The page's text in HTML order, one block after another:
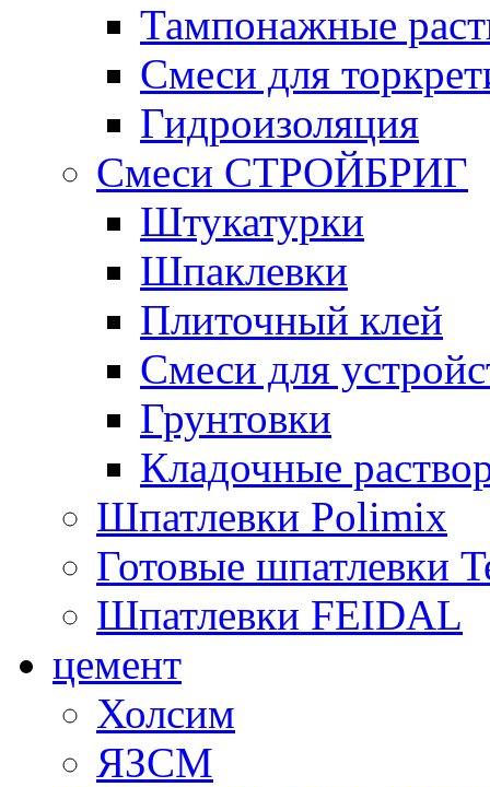
Тампонажные
Смеси для
Гидроизоляция
Смеси СТРОЙБРИГ
Штукатурки
Шпаклевки
Плиточный клей
Смеси для
Грунтовки
Кладочные
Шпатлевки Polimix
Готовые шпатлевки
Шпатлевки FEIDAL
цемент
Холсим
ЯЗCМ